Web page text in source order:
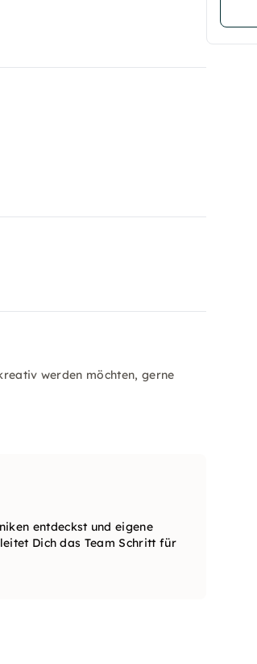
werden möchten, gerne
entdeckst und eigene
Dich das Team Schritt für